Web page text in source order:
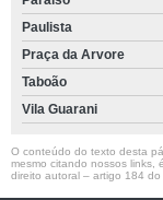
Paulista
Praça da Arvore
Taboão
Vila Guarani
O conteúdo do texto desta
mesmo citando nossos links,
direito autoral – artigo 184